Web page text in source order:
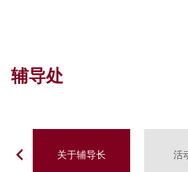
辅导处
关于辅导长 活